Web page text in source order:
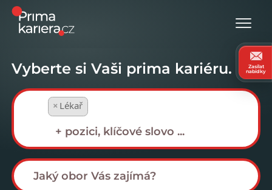
Vyberte si Vaši prima kariéru.
× Lékař
Zasílat
nabídky